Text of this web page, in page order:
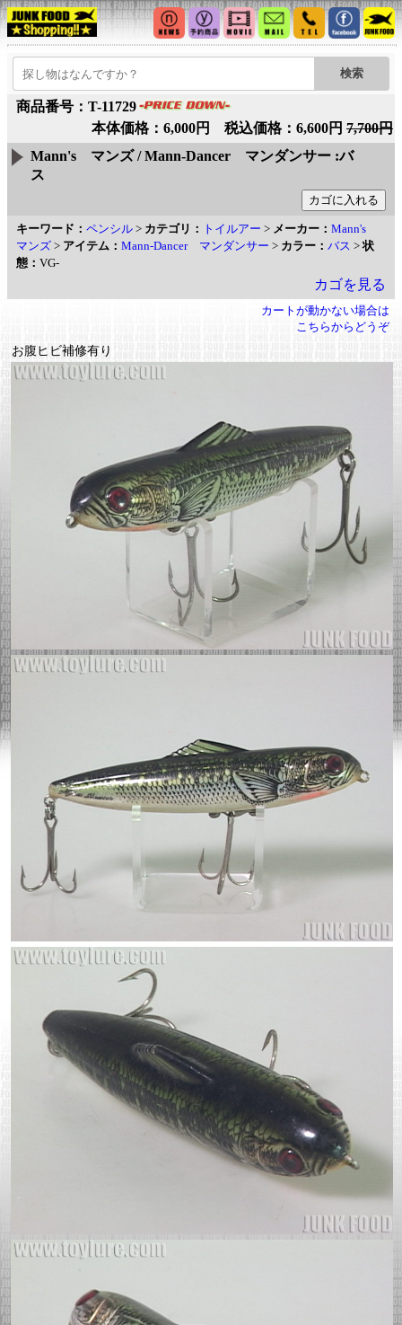
商品番号：T-11729
本体価格：6,000円 税込価格：6,600円 7,700円
Mann's マンズ / Mann-Dancer マンダンサー :バ
ス
キーワード： ペンシル > カテゴリ： トイルアー > メーカー： Mann's
マンズ > アイテム： Mann-Dancer マンダンサー > カラー： バス >状
態： VG-
カゴを見る
カートが動かない場合は
こちらからどうぞ
お腹ヒビ補修有り